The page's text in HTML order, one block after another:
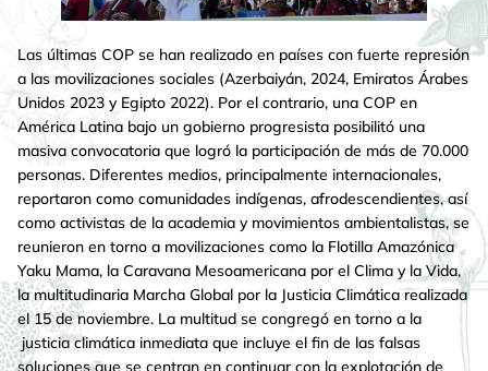
Las últimas COP se han realizado en países con fuerte represión
a las movilizaciones sociales (Azerbaiyán, 2024, Emiratos Árabes
Unidos 2023 y Egipto 2022). Por el contrario, una COP en
América Latina bajo un gobierno progresista posibilitó una
masiva convocatoria que logró la participación de más de 70.000
personas. Diferentes medios, principalmente internacionales,
reportaron como comunidades indígenas, afrodescendientes, así
como activistas de la academia y movimientos ambientalistas, se
reunieron en torno a movilizaciones como la Flotilla Amazónica
Yaku Mama, la Caravana Mesoamericana por el Clima y la Vida,
la multitudinaria Marcha Global por la Justicia Climática realizada
el 15 de noviembre. La multitud se congregó en torno a la
justicia climática inmediata que incluye el fin de las falsas
soluciones que se centran en continuar con la explotación de